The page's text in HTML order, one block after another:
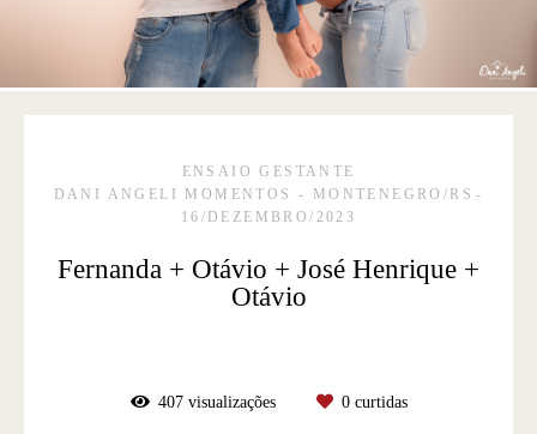
ENSAIO GESTANTE
DANI ANGELI MOMENTOS - MONTENEGRO/RS
16/DEZEMBRO/2023
Fernanda + Otávio + José Henrique +
Otávio
407visualizações 0curtidas